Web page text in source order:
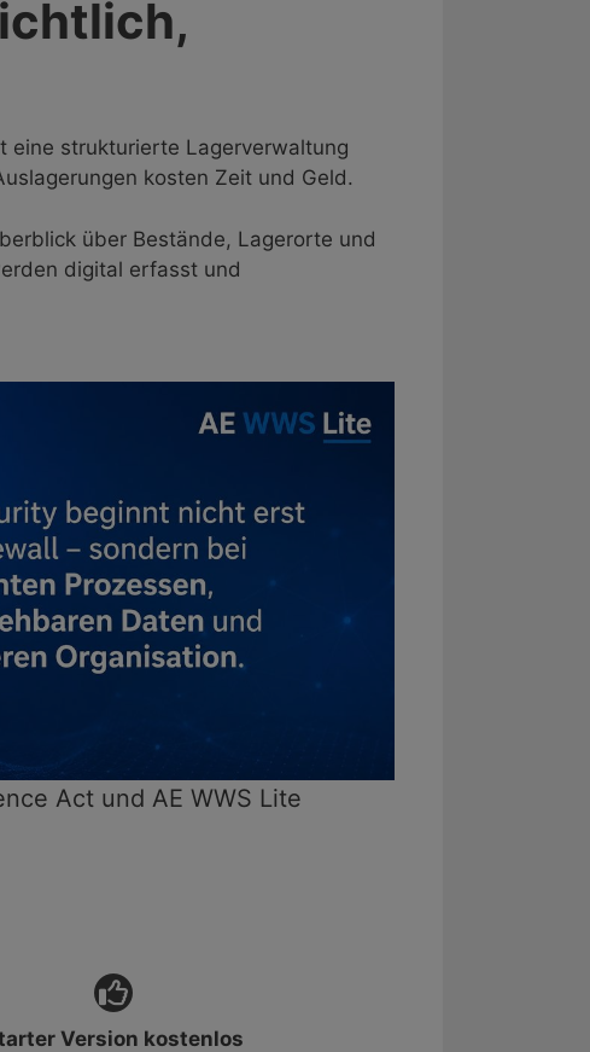
eine strukturierte Lagerverwaltung
kosten Zeit und Geld.
über Bestände, Lagerorte und
digital erfasst und
Act und AE WWS Lite
Version kostenlos